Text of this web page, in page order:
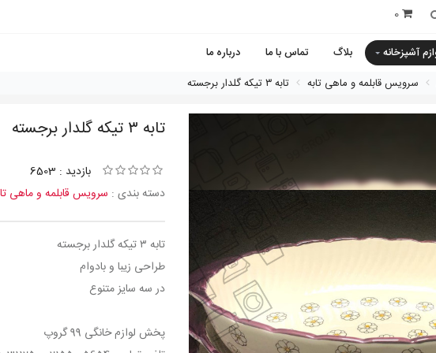
0
آشپزخانه بلاگ تماس با ما
درباره ما
سرویس قابلمه و ماهی تابه تابه ٣ تيكه گلدار برجسته
تابه ٣ تيكه گلدار برجسته
بازدید : 6503
دسته بندی : سرویس قابلمه و ماهی
تابه ٣ تيكه گلدار برجسته
طراحی زیبا و بادوام
در سه سایز متنوع
پخش لوازم خانگی 99 گروپ